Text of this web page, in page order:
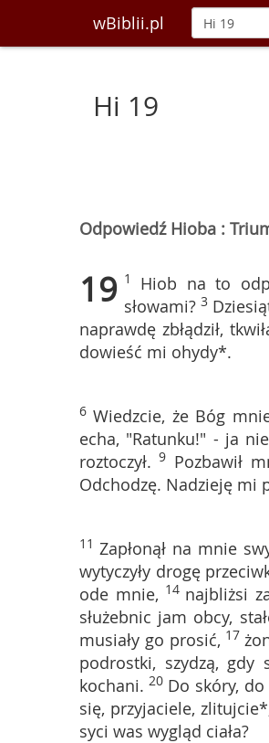
wBiblii.pl
Hi 19
Odpowiedź Hioba :
19 1 Hiob na to
słowami? 3
naprawdę zbłądził,
dowieść mi ohydy*.
6 Wiedzcie, że Bóg
echa, "Ratunku!" - ja
roztoczył. 9 Pozbawił
Odchodzę. Nadzieję mi
11 Zapłonął na mnie
wytyczyły drogę
ode mnie, 14 najbliżsi
służebnic jam obcy,
musiały go prosić, 17
podrostki, szydzą, gdy
kochani. 20 Do skóry, do
się, przyjaciele,
syci was wygląd ciała?